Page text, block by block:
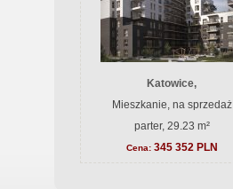
Katowice,
Mieszkanie, na sprzedaż
parter, 29.23 m²
Cena: 345 352 PLN